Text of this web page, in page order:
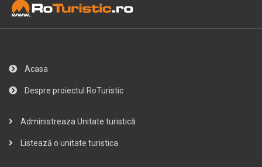
Acasa
Despre proiectul RoTuristic
Administreaza Unitate turistică
Listează o unitate turistica